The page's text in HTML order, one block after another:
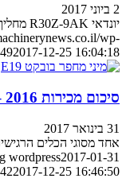
2 ביוני 2017
יונדאי R30Z-9AK מחליף דגם וותיק בהיצע ומבטיח שיפור בכל היבט – הנדסת אנוש, מרווחי טיפולים, יעילות בעבודה ופעולה מהירה יותר
wp-
2017-12-25 16:04:18
סיכום מכירות 2016 – מיני מחפרים
31 בינואר 2017
אחד מסוגי הכלים
wordpress2017-01-31
2017-12-25 16:46:50